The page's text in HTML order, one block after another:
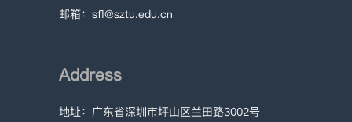
邮箱：sfl@sztu.edu.cn
Address
地址：广东省深圳市坪山区兰田路3002号